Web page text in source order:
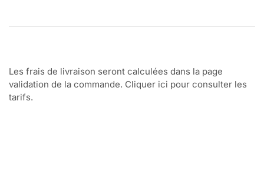
Les frais de livraison seront calculées dans la page
validation de la commande. Cliquer ici pour consulter les
tarifs.